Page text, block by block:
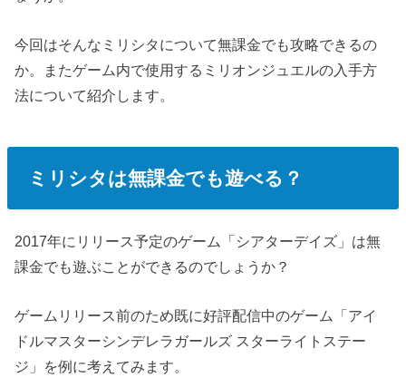
今回はそんなミリシタについて無課金でも攻略できるの
か。またゲーム内で使用するミリオンジュエルの入手方
法について紹介します。
ミリシタは無課金でも遊べる？
2017年にリリース予定のゲーム「シアターデイズ」は無
課金でも遊ぶことができるのでしょうか？
ゲームリリース前のため既に好評配信中のゲーム「アイ
ドルマスターシンデレラガールズ スターライトステー
ジ」を例に考えてみます。